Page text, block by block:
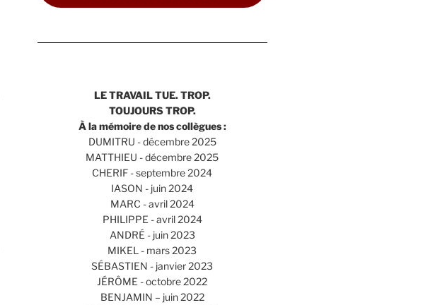
LE TRAVAIL TUE. TROP.
TOUJOURS TROP.
À la mémoire de nos collègues :
DUMITRU - décembre 2025
MATTHIEU - décembre 2025
CHERIF - septembre 2024
IASON - juin 2024
MARC - avril 2024
PHILIPPE - avril 2024
ANDRÉ - juin 2023
MIKEL - mars 2023
SÉBASTIEN - janvier 2023
JÉRÔME - octobre 2022
BENJAMIN – juin 2022